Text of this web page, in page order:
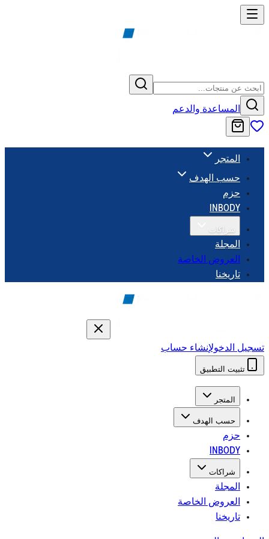
المساعدة والدعم
المتجر
حسب الهدف
حزم
INBODY
شراكات
المجلة
العروض الخاصة
تاريخنا
تسجيل الدخولإنشاء حساب
تثبيت التطبيق
المتجر
حسب الهدف
حزم
INBODY
شراكات
المجلة
العروض الخاصة
تاريخنا